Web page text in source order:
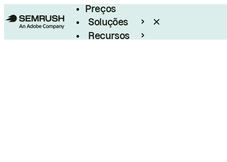
Preços
Soluções
Recursos